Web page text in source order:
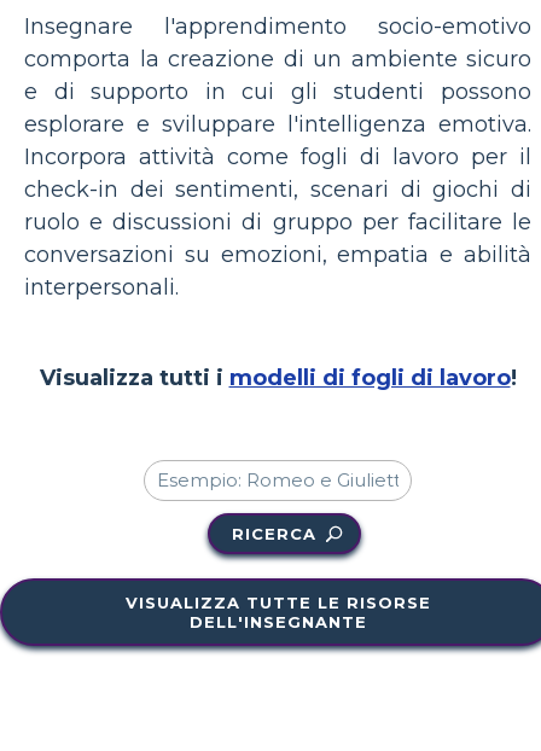
Insegnare l'apprendimento socio-emotivo
comporta la creazione di un ambiente sicuro
e di supporto in cui gli studenti possono
esplorare e sviluppare l'intelligenza emotiva.
Incorpora attività come fogli di lavoro per il
check-in dei sentimenti, scenari di giochi di
ruolo e discussioni di gruppo per facilitare le
conversazioni su emozioni, empatia e abilità
interpersonali.
Visualizza tutti i modelli di fogli di lavoro!
RICERCA
VISUALIZZA TUTTE LE RISORSE
DELL'INSEGNANTE